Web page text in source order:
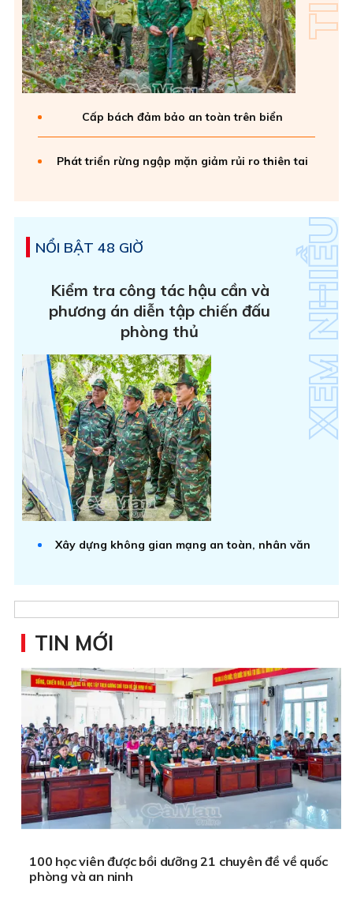
Cấp bách đảm bảo an toàn trên biển
Phát triển rừng ngập mặn giảm rủi ro thiên tai
NỔI BẬT 48 GIỜ
Kiểm tra công tác hậu cần và
phương án diễn tập chiến đấu
phòng thủ
Xây dựng không gian mạng an toàn, nhân văn
TIN MỚI
100 học viên được bồi dưỡng 21 chuyên đề về quốc
phòng và an ninh